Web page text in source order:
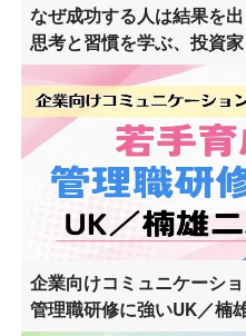
なぜ成功する人は結果を
思考と習慣を学ぶ、投資
企業向けコミュニケーシ
管理職研修に強いUK／楠